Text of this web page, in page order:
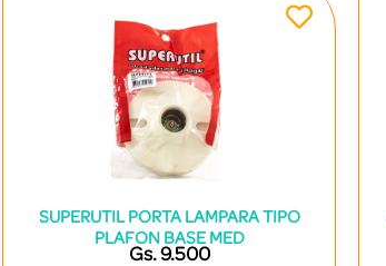
SUPERUTIL PORTA LAMPARA TIPO
PLAFON BASE MED
Gs. 9.500